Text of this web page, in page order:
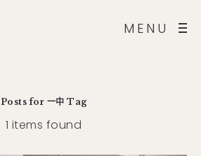
MENU
Posts for 一中 Tag
1 items found